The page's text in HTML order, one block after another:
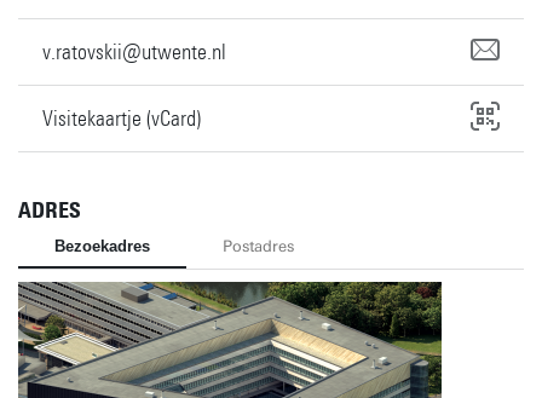
v.ratovskii@utwente.nl
Visitekaartje (vCard)
ADRES
Bezoekadres Postadres